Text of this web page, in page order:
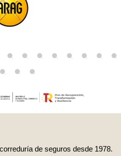
de seguros desde 1978.